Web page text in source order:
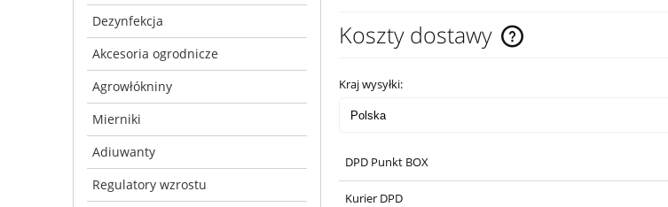
Dezynfekcja
Akcesoria ogrodnicze
Agrowłókniny
Mierniki
Adiuwanty
Regulatory wzrostu
Koszty dostawy
Kraj wysyłki:
DPD Punkt BOX
Kurier DPD